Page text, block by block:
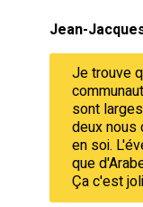
Jean-
Je trouve
sont
deux nous
en soi.
que
Ça c'est